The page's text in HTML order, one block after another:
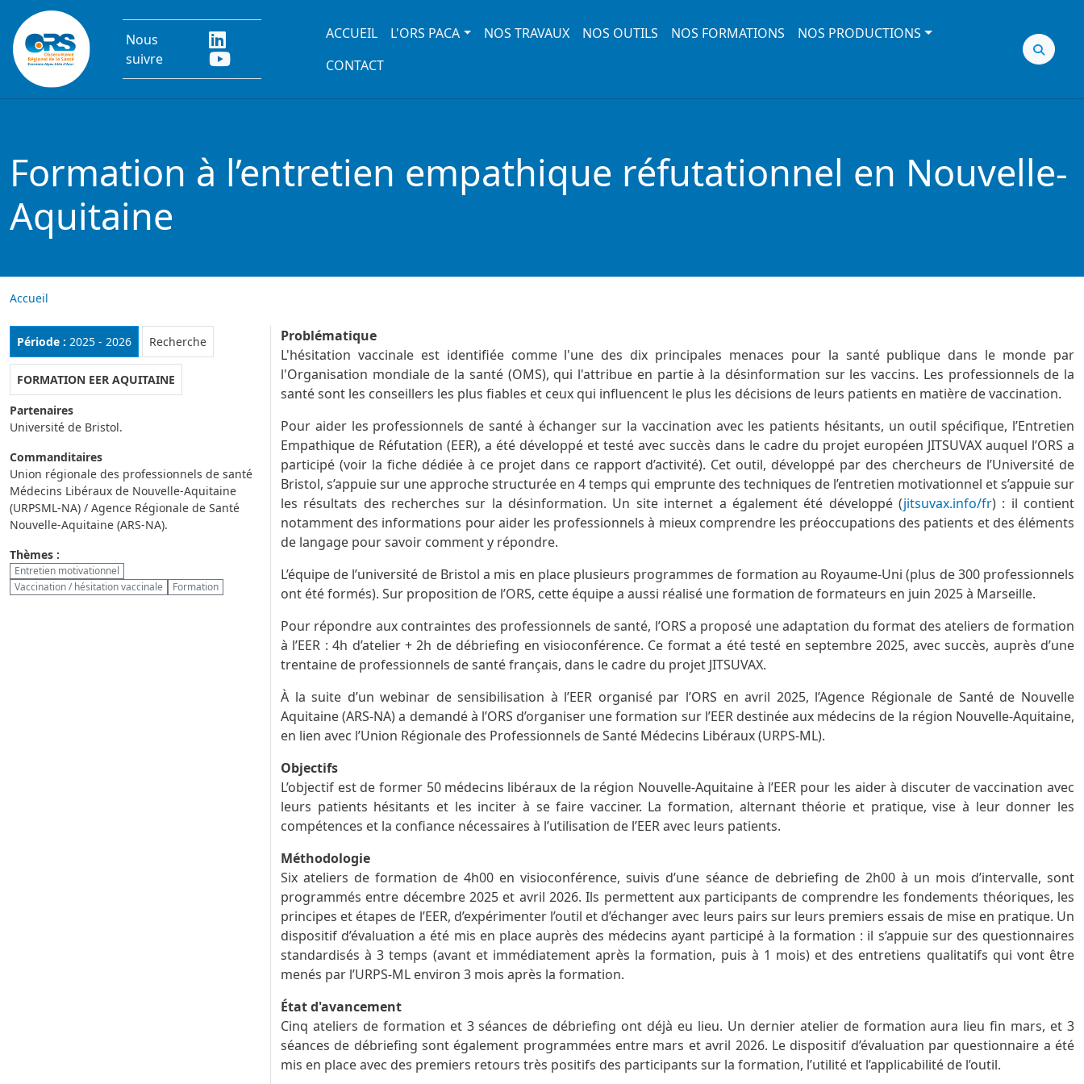
Aller au contenu principal
Nous
suivre
Main navigation
ACCUEIL L'ORS PACA NOS TRAVAUX NOS OUTILS NOS FORMATIONS
NOS PRODUCTIONS
CONTACT
Formation à l’entretien empathique réfutationnel en Nouvelle-
Aquitaine
Accueil
Période : 2025 - 2026 Rubrique :
Recherche
FORMATION EER AQUITAINE
Partenaires
Université de Bristol.
Commanditaires
Union régionale des professionnels de santé
Médecins Libéraux de Nouvelle-Aquitaine
(URPSML-NA) / Agence Régionale de Santé
Nouvelle-Aquitaine (ARS-NA).
Thèmes :
Entretien motivationnel
Vaccination / hésitation vaccinale
Formation
Problématique
L'hésitation vaccinale est identifiée comme l'une des dix principales menaces pour la santé publique dans le monde par
l'Organisation mondiale de la santé (OMS), qui l'attribue en partie à la désinformation sur les vaccins. Les professionnels de la
santé sont les conseillers les plus fiables et ceux qui influencent le plus les décisions de leurs patients en matière de vaccination.
Pour aider les professionnels de santé à échanger sur la vaccination avec les patients hésitants, un outil spécifique, l’Entretien
Empathique de Réfutation (EER), a été développé et testé avec succès dans le cadre du projet européen JITSUVAX auquel l’ORS a
participé (voir la fiche dédiée à ce projet dans ce rapport d’activité). Cet outil, développé par des chercheurs de l’Université de
Bristol, s’appuie sur une approche structurée en 4 temps qui emprunte des techniques de l’entretien motivationnel et s’appuie sur
les résultats des recherches sur la désinformation. Un site internet a également été développé (jitsuvax.info/fr) : il contient
notamment des informations pour aider les professionnels à mieux comprendre les préoccupations des patients et des éléments
de langage pour savoir comment y répondre.
L’équipe de l’université de Bristol a mis en place plusieurs programmes de formation au Royaume-Uni (plus de 300 professionnels
ont été formés). Sur proposition de l’ORS, cette équipe a aussi réalisé une formation de formateurs en juin 2025 à Marseille.
Pour répondre aux contraintes des professionnels de santé, l’ORS a proposé une adaptation du format des ateliers de formation
à l’EER : 4h d’atelier + 2h de débriefing en visioconférence. Ce format a été testé en septembre 2025, avec succès, auprès d’une
trentaine de professionnels de santé français, dans le cadre du projet JITSUVAX.
À la suite d’un webinar de sensibilisation à l’EER organisé par l’ORS en avril 2025, l’Agence Régionale de Santé de Nouvelle
Aquitaine (ARS-NA) a demandé à l’ORS d’organiser une formation sur l’EER destinée aux médecins de la région Nouvelle-Aquitaine,
en lien avec l’Union Régionale des Professionnels de Santé Médecins Libéraux (URPS-ML).
Objectifs
L’objectif est de former 50 médecins libéraux de la région Nouvelle-Aquitaine à l’EER pour les aider à discuter de vaccination avec
leurs patients hésitants et les inciter à se faire vacciner. La formation, alternant théorie et pratique, vise à leur donner les
compétences et la confiance nécessaires à l’utilisation de l’EER avec leurs patients.
Méthodologie
Six ateliers de formation de 4h00 en visioconférence, suivis d’une séance de debriefing de 2h00 à un mois d’intervalle, sont
programmés entre décembre 2025 et avril 2026. Ils permettent aux participants de comprendre les fondements théoriques, les
principes et étapes de l’EER, d’expérimenter l’outil et d’échanger avec leurs pairs sur leurs premiers essais de mise en pratique. Un
dispositif d’évaluation a été mis en place auprès des médecins ayant participé à la formation : il s’appuie sur des questionnaires
standardisés à 3 temps (avant et immédiatement après la formation, puis à 1 mois) et des entretiens qualitatifs qui vont être
menés par l’URPS-ML environ 3 mois après la formation.
État d'avancement
Cinq ateliers de formation et 3 séances de débriefing ont déjà eu lieu. Un dernier atelier de formation aura lieu fin mars, et 3
séances de débriefing sont également programmées entre mars et avril 2026. Le dispositif d’évaluation par questionnaire a été
mis en place avec des premiers retours très positifs des participants sur la formation, l’utilité et l’applicabilité de l’outil.